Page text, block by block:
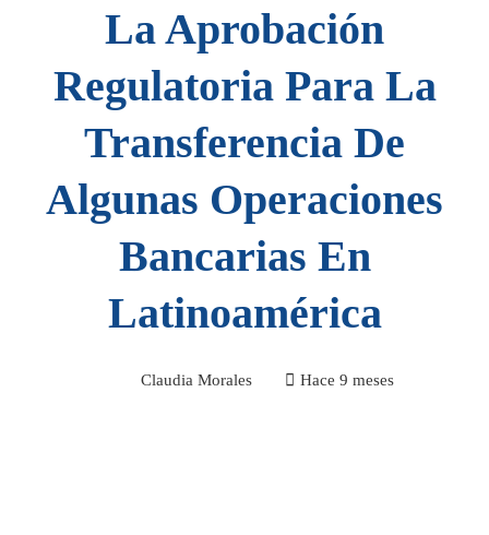
La Aprobación
Regulatoria Para La
Transferencia De
Algunas Operaciones
Bancarias En
Latinoamérica
Claudia Morales Hace 9 meses